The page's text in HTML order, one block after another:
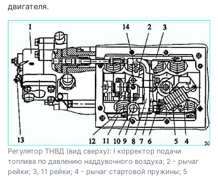
двигателя.
Регулятор ТНВД (вид сверху): І корректор подачи
топлива по давлению наддувочного воздуха; 2 - рычаг
рейки; 3, 11 рейки; 4 - рычаг стартовой пружины; 5